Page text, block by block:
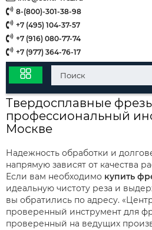
8-(800)-301-38-98
+7 (495) 104-37-57
+7 (916) 080-77-74
+7 (977) 364-76-17
Твердосплавные
профессиональный
Москве
Надежность обработки и
напрямую зависят от качества
Если вам необходимо купить
идеальную чистоту реза и
вы обратились по адресу.
проверенный инструмент для
проверенный на ведущих